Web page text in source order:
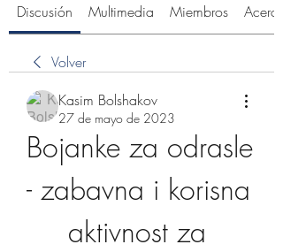
Discusión Multimedia Miembros Acerca
Volver
Kasim Bolshakov
27 de mayo de 2023
Bojanke za odrasle
- zabavna i korisna
aktivnost za